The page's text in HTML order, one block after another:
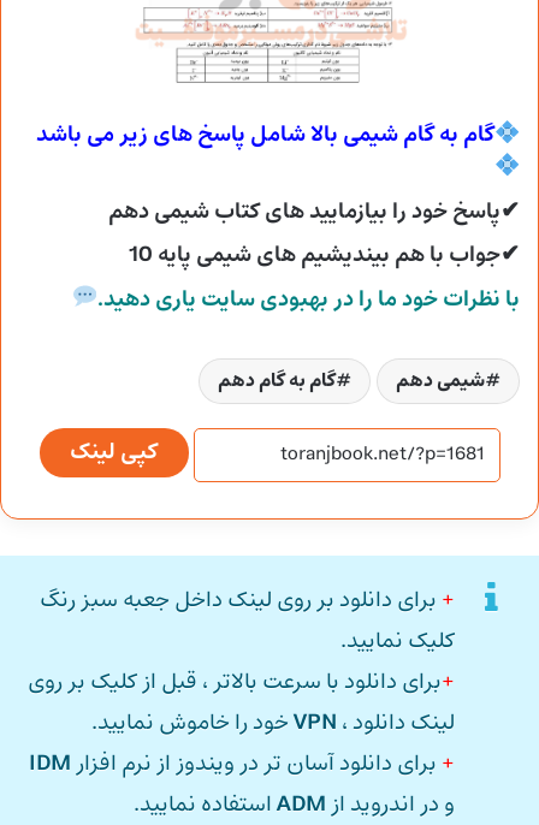
گام به گام شیمی بالا شامل پاسخ های زیر می باشد
✔پاسخ خود را بیازمایید های کتاب شیمی دهم
✔جواب با هم بیندیشیم های شیمی پایه 10
با نظرات خود ما را در بهبودی سایت یاری دهید.
شیمی دهم گام به گام دهم
کپی لینک
+ برای دانلود بر روی لینک داخل جعبه سبز رنگ
کلیک نمایید.
+برای دانلود با سرعت بالاتر ، قبل از کلیک بر روی
لینک دانلود ، VPNخود را خاموش نمایید.
+ برای دانلود آسان تر در ویندوز از نرم افزار IDM
و در اندروید از ADMاستفاده نمایید.